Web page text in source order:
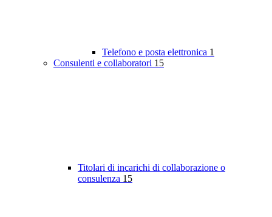
Telefono e posta elettronica 1
Consulenti e collaboratori 15
Titolari di incarichi di collaborazione o
consulenza 15